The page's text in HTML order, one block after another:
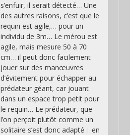
s’enfuir, il serait détecté… Une
des autres raisons, c’est que le
requin est agile,… pour un
individu de 3m… Le mérou est
agile, mais mesure 50 à 70
cm… il peut donc facilement
jouer sur des manœuvres
d’évitement pour échapper au
prédateur géant, car jouant
dans un espace trop petit pour
le requin… Le prédateur, que
l’on perçoit plutôt comme un
solitaire s’est donc adapté : en